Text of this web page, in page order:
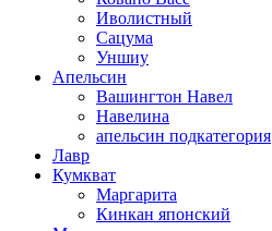
Иволистный
Сацума
Уншиу
Апельсин
Вашингтон Навел
Навелина
апельсин подкатегория
Лавр
Кумкват
Маргарита
Кинкан японский